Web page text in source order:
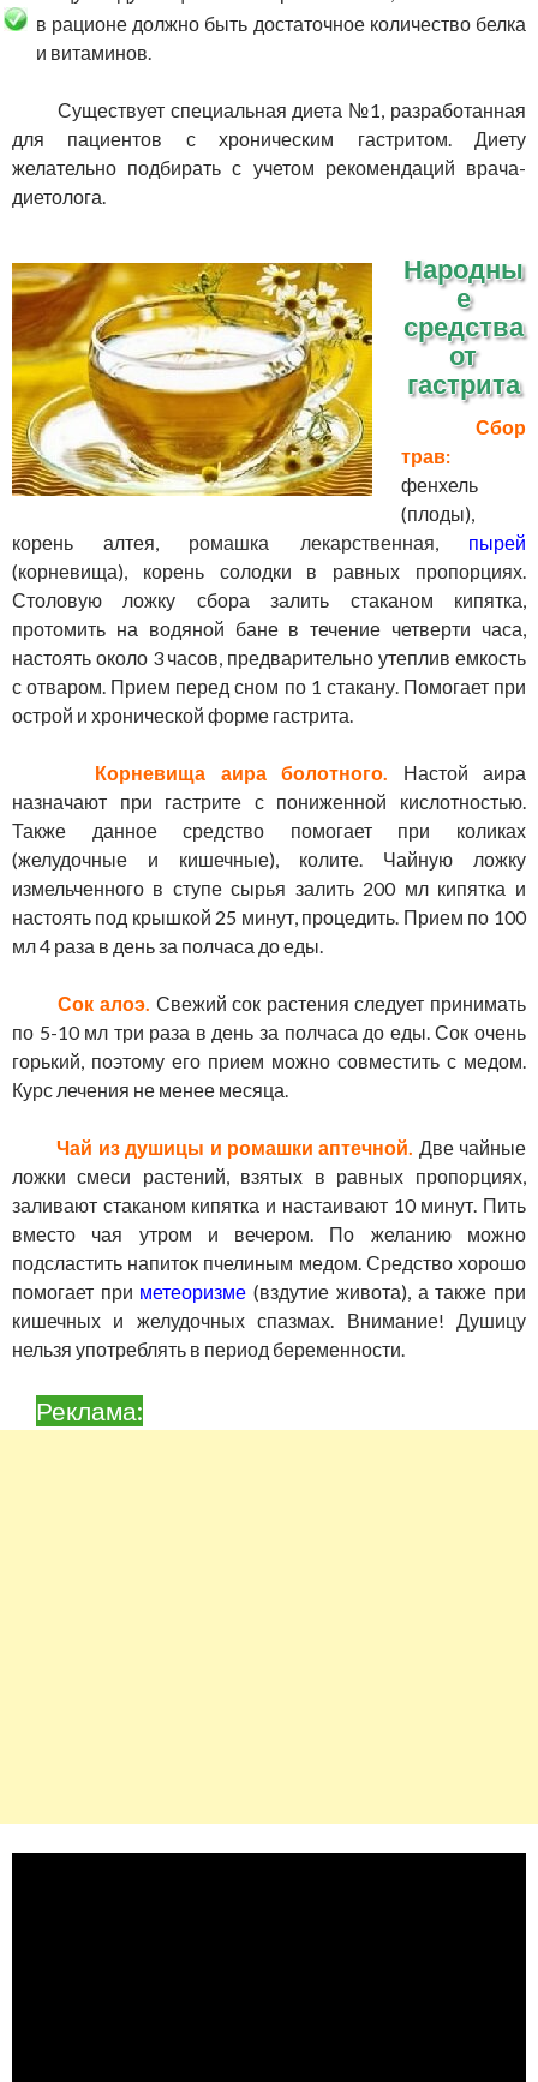
в рационе должно быть достаточное количество белка
и витаминов.
Существует специальная диета №1, разработанная
для пациентов с хроническим гастритом. Диету
желательно подбирать с учетом рекомендаций врача-
диетолога.
Народны
е
средства
от
гастрита
Сбор
трав:
фенхель
(плоды),
корень алтея, ромашка лекарственная, пырей
(корневища), корень солодки в равных пропорциях.
Столовую ложку сбора залить стаканом кипятка,
протомить на водяной бане в течение четверти часа,
настоять около 3 часов, предварительно утеплив емкость
с отваром. Прием перед сном по 1 стакану. Помогает при
острой и хронической форме гастрита.
Корневища аира болотного. Настой аира
назначают при гастрите с пониженной кислотностью.
Также данное средство помогает при коликах
(желудочные и кишечные), колите. Чайную ложку
измельченного в ступе сырья залить 200 мл кипятка и
настоять под крышкой 25 минут, процедить. Прием по 100
мл 4 раза в день за полчаса до еды.
Сок алоэ. Свежий сок растения следует принимать
по 5-10 мл три раза в день за полчаса до еды. Сок очень
горький, поэтому его прием можно совместить с медом.
Курс лечения не менее месяца.
Чай из душицы и ромашки аптечной. Две чайные
ложки смеси растений, взятых в равных пропорциях,
заливают стаканом кипятка и настаивают 10 минут. Пить
вместо чая утром и вечером. По желанию можно
подсластить напиток пчелиным медом. Средство хорошо
помогает при метеоризме (вздутие живота), а также при
кишечных и желудочных спазмах. Внимание! Душицу
нельзя употреблять в период беременности.
Реклама: